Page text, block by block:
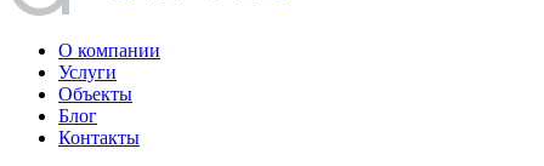
О компании
Услуги
Объекты
Блог
Контакты